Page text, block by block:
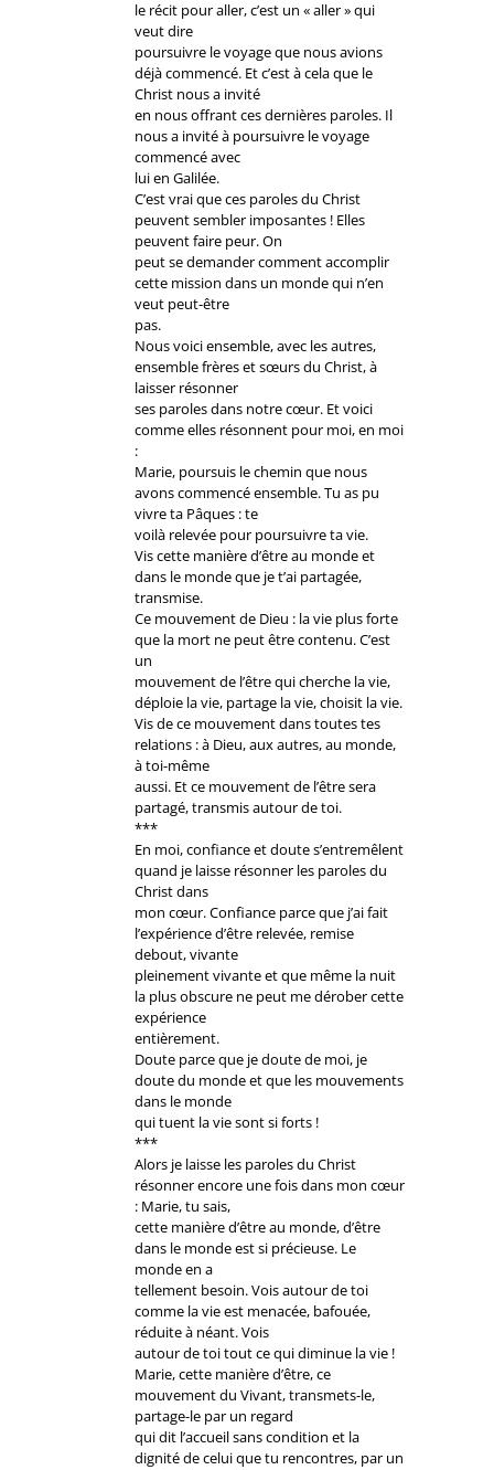
le récit pour aller, c’est un « aller » qui
veut dire
poursuivre le voyage que nous avions
déjà commencé. Et c’est à cela que le
Christ nous a invité
en nous offrant ces dernières paroles. Il
nous a invité à poursuivre le voyage
commencé avec
lui en Galilée.
C’est vrai que ces paroles du Christ
peuvent sembler imposantes ! Elles
peuvent faire peur. On
peut se demander comment accomplir
cette mission dans un monde qui n’en
veut peut-être
pas.
Nous voici ensemble, avec les autres,
ensemble frères et sœurs du Christ, à
laisser résonner
ses paroles dans notre cœur. Et voici
comme elles résonnent pour moi, en moi
:
Marie, poursuis le chemin que nous
avons commencé ensemble. Tu as pu
vivre ta Pâques : te
voilà relevée pour poursuivre ta vie.
Vis cette manière d’être au monde et
dans le monde que je t’ai partagée,
transmise.
Ce mouvement de Dieu : la vie plus forte
que la mort ne peut être contenu. C’est
un
mouvement de l’être qui cherche la vie,
déploie la vie, partage la vie, choisit la vie.
Vis de ce mouvement dans toutes tes
relations : à Dieu, aux autres, au monde,
à toi-même
aussi. Et ce mouvement de l’être sera
partagé, transmis autour de toi.
***
En moi, confiance et doute s’entremêlent
quand je laisse résonner les paroles du
Christ dans
mon cœur. Confiance parce que j’ai fait
l’expérience d’être relevée, remise
debout, vivante
pleinement vivante et que même la nuit
la plus obscure ne peut me dérober cette
expérience
entièrement.
Doute parce que je doute de moi, je
doute du monde et que les mouvements
dans le monde
qui tuent la vie sont si forts !
***
Alors je laisse les paroles du Christ
résonner encore une fois dans mon cœur
: Marie, tu sais,
cette manière d’être au monde, d’être
dans le monde est si précieuse. Le
monde en a
tellement besoin. Vois autour de toi
comme la vie est menacée, bafouée,
réduite à néant. Vois
autour de toi tout ce qui diminue la vie !
Marie, cette manière d’être, ce
mouvement du Vivant, transmets-le,
partage-le par un regard
qui dit l’accueil sans condition et la
dignité de celui que tu rencontres, par un